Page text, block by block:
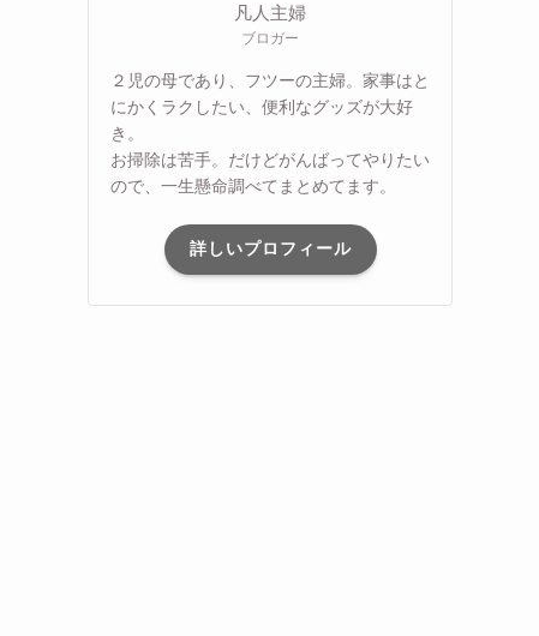
凡人主婦
ブロガー
２児の母であり、フツーの主婦。家事はと
にかくラクしたい、便利なグッズが大好
き。
お掃除は苦手。だけどがんばってやりたい
ので、一生懸命調べてまとめてます。
詳しいプロフィール